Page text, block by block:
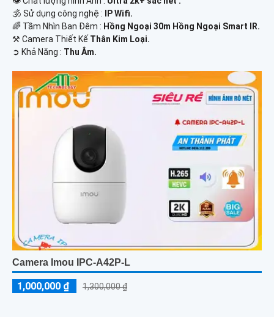
🕉️ Sử dụng công nghệ :
IP Wifi.
🌈 Tầm Nhìn Ban Đêm : Hồng Ngoại 30m Hồng Ngoại Smart IR.
⚒ Camera Thiết Kế Thân Kim Loại.
️➲ Khả Năng : Thu Âm.
Camera Imou IPC-A42P-L
1,000,000 ₫ 1,300,000 ₫